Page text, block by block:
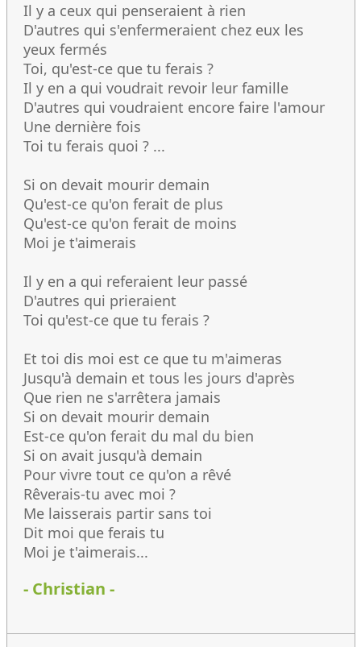
Il y a ceux qui penseraient à rien
D'autres qui s'enfermeraient chez eux les
yeux fermés
Toi, qu'est-ce que tu ferais ?
Il y en a qui voudrait revoir leur famille
D'autres qui voudraient encore faire l'amour
Une dernière fois
Toi tu ferais quoi ? ...
Si on devait mourir demain
Qu'est-ce qu'on ferait de plus
Qu'est-ce qu'on ferait de moins
Moi je t'aimerais
Il y en a qui referaient leur passé
D'autres qui prieraient
Toi qu'est-ce que tu ferais ?
Et toi dis moi est ce que tu m'aimeras
Jusqu'à demain et tous les jours d'après
Que rien ne s'arrêtera jamais
Si on devait mourir demain
Est-ce qu'on ferait du mal du bien
Si on avait jusqu'à demain
Pour vivre tout ce qu'on a rêvé
Rêverais-tu avec moi ?
Me laisserais partir sans toi
Dit moi que ferais tu
Moi je t'aimerais...
- Christian -